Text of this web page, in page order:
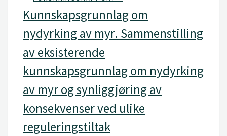
Kunnskapsgrunnlag om
nydyrking av myr. Sammenstilling
av eksisterende
kunnskapsgrunnlag om nydyrking
av myr og synliggjøring av
konsekvenser ved ulike
reguleringstiltak